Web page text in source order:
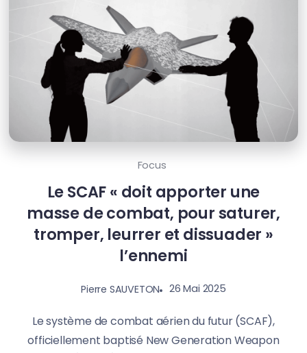
Focus
Le SCAF « doit apporter une
masse de combat, pour saturer,
tromper, leurrer et dissuader »
l’ennemi
Pierre SAUVETON 26 Mai 2025
Le système de combat aérien du futur (SCAF),
officiellement baptisé New Generation Weapon